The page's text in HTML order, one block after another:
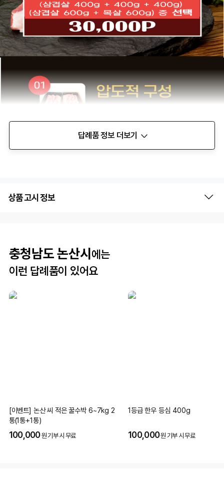
답례품 정보 더보기
상품 고시 정보
충청남도 논산시 에는
이런 답례품이 있어요
[이벤트] 논산 씨 적은 꿀수박 6~7kg 2
통(1통+1통)
100,000원 기부 시 무료
1등급 한우 등심 400g
100,000원 기부 시 무료